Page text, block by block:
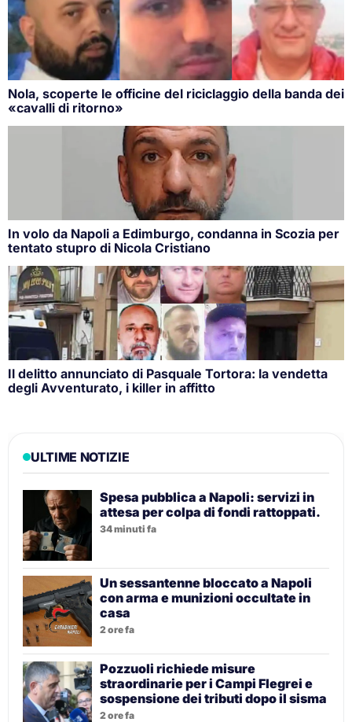
Nola, scoperte le officine del riciclaggio della banda dei
«cavalli di ritorno»
In volo da Napoli a Edimburgo, condanna in Scozia per
tentato stupro di Nicola Cristiano
Il delitto annunciato di Pasquale Tortora: la vendetta
degli Avventurato, i killer in affitto
ULTIME NOTIZIE
Spesa pubblica a Napoli: servizi in
attesa per colpa di fondi rattoppati.
34 minuti fa
Un sessantenne bloccato a Napoli
con arma e munizioni occultate in
casa
2 ore fa
Pozzuoli richiede misure
straordinarie per i Campi Flegrei e
sospensione dei tributi dopo il sisma
2 ore fa